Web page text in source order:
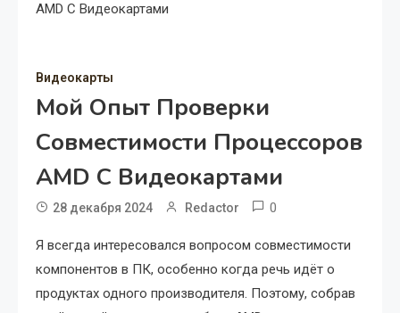
AMD С Видеокартами
Видеокарты
Мой Опыт Проверки
Совместимости Процессоров
AMD С Видеокартами
28 декабря 2024 Redactor 0
Я всегда интересовался вопросом совместимости
компонентов в ПК, особенно когда речь идёт о
продуктах одного производителя. Поэтому, собрав